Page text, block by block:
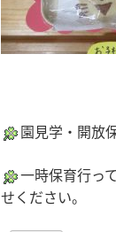
園見学・開放
一時保育行っ
せください。